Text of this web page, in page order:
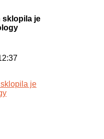
sklopila je